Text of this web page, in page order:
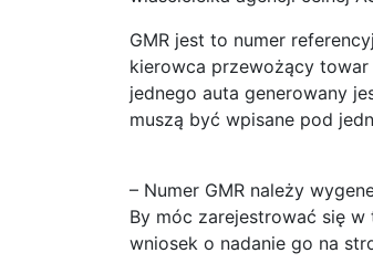
GMR jest to numer
kierowca przewożący
jednego auta generowany
muszą być wpisane pod
– Numer GMR należy
By móc zarejestrować się w
wniosek o nadanie go na